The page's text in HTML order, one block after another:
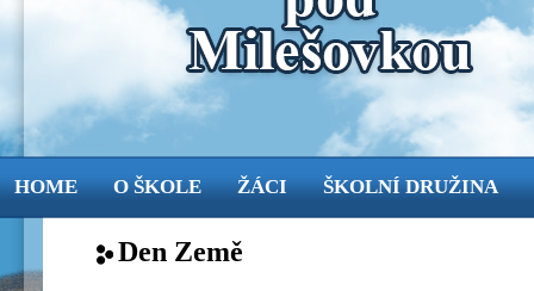
HOME O ŠKOLE ŽÁCI ŠKOLNÍ DRUŽINA
Den Země